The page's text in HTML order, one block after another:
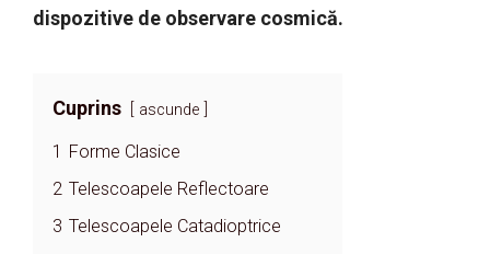
dispozitive de observare cosmică.
Cuprins ascunde
1 Forme Clasice
2 Telescoapele Reflectoare
3 Telescoapele Catadioptrice